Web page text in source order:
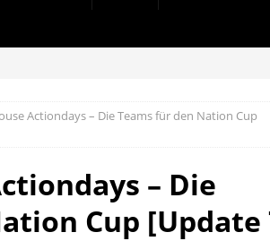
Actiondays – Die Teams für den Nation Cup
– Die
Cup [Update